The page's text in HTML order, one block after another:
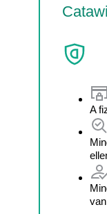
A
van